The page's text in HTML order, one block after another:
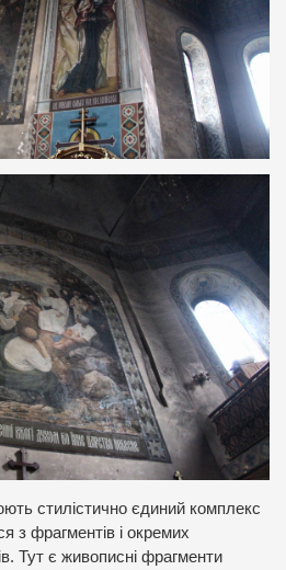
стилістично єдиний комплекс
з фрагментів і окремих
Тут є живописні фрагменти